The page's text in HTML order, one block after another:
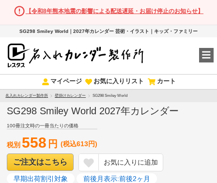
【令和8年熊本地震の影響による配送遅延・お届け停止のお知らせ】
SG298 Smiley World｜2027年カレンダー 芸術・イラスト｜キッズ・ファミリー
マイページ お気に入りリスト カート
名入れカレンダー製作所 壁掛けカレンダー SG298 Smiley World
SG298 Smiley World 2027年カレンダー
100冊注文時の一冊当たりの価格
税別 558 円 (税込613円)
ご注文はこちら お気に入りに追加
早期出荷割引対象
前後月表示:前後2ヶ月